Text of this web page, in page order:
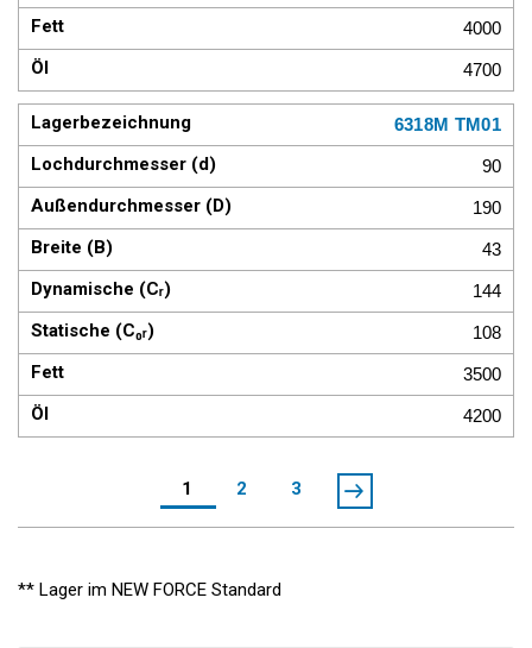
4000
4700
6318M TM01
90
190
43
144
108
3500
4200
1 2 3
** Lager im NEW FORCE Standard